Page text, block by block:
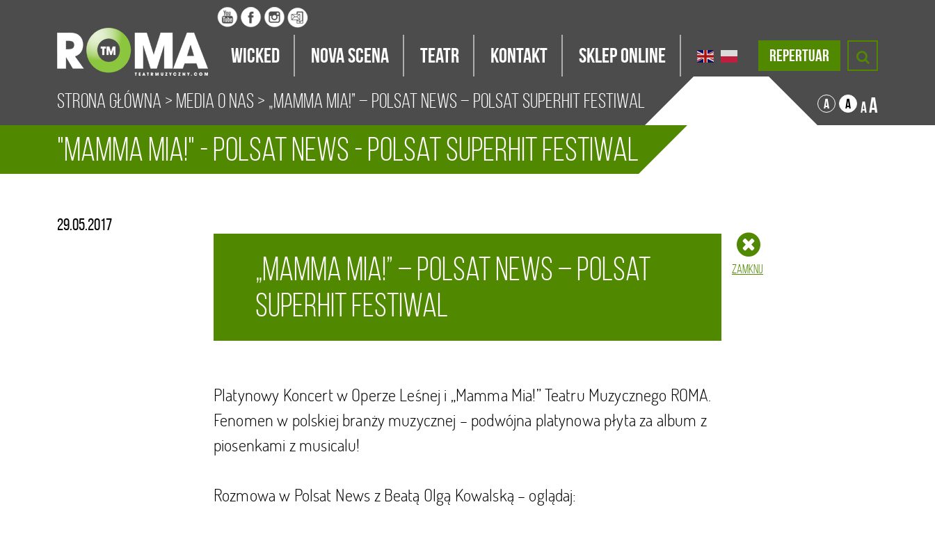
Wicked Nova Scena Teatr Kontakt Sklep Online REPERTUAR
Strona główna > Media o nas > „Mamma Mia!” – Polsat News – Polsat SuperHit Festiwal A A AA
"Mamma Mia!" - Polsat News - Polsat SuperHit Festiwal
29.05.2017
Zamknij
„Mamma Mia!” – Polsat News – Polsat
SuperHit Festiwal
Platynowy Koncert w Operze Leśnej i „Mamma Mia!” Teatru Muzycznego ROMA.
Fenomen w polskiej branży muzycznej – podwójna platynowa płyta za album z
piosenkami z musicalu!
Rozmowa w Polsat News z Beatą Olgą Kowalską – oglądaj: